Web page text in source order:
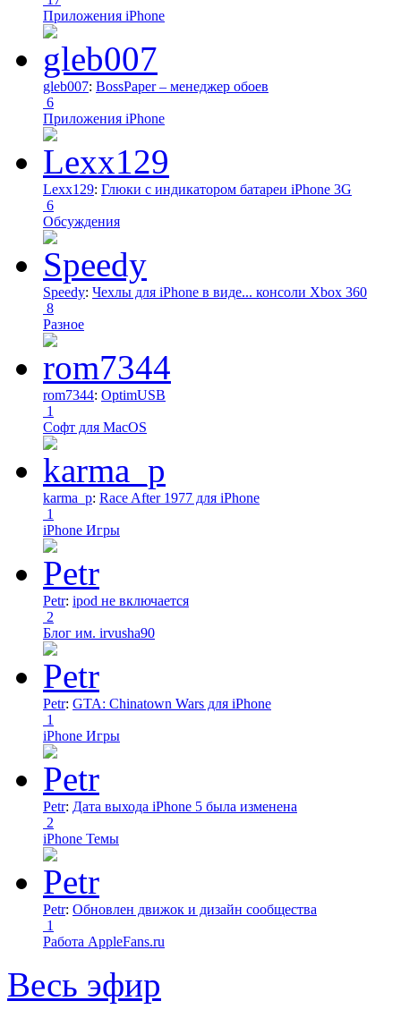
Приложения iPhone
gleb007: BossPaper – менеджер обоев
6
Приложения iPhone
Lexx129: Глюки с индикатором батареи iPhone 3G
6
Обсуждения
Speedy: Чехлы для iPhone в виде... консоли Xbox 360
8
Разное
rom7344: OptimUSB
1
Софт для MacOS
karma_p: Race After 1977 для iPhone
1
iPhone Игры
Petr: ipod не включается
2
Блог им. irvusha90
Petr: GTA: Chinatown Wars для iPhone
1
iPhone Игры
Petr: Дата выхода iPhone 5 была изменена
2
iPhone Темы
Petr: Обновлен движок и дизайн сообщества
1
Работа AppleFans.ru
Весь эфир